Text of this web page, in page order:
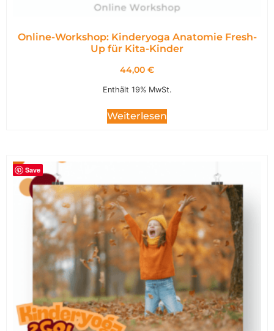
Online-Workshop: Kinderyoga Anatomie Fresh-
Up für Kita-Kinder
44,00 €
Enthält 19% MwSt.
Weiterlesen
Save